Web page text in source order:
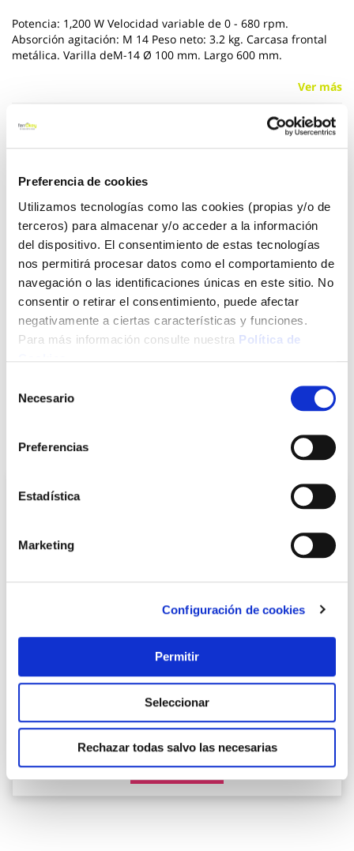
Preferencia de cookies
Utilizamos tecnologías como las cookies (propias y/o de
terceros) para almacenar y/o acceder a la información
del dispositivo. El consentimiento de estas tecnologías
nos permitirá procesar datos como el comportamiento de
navegación o las identificaciones únicas en este sitio. No
consentir o retirar el consentimiento, puede afectar
negativamente a ciertas características y funciones.
Para más información consulte nuestra Política de
Necesario
Preferencias
Estadística
Marketing
Configuración de cookies
Permitir
Seleccionar
Rechazar todas salvo las necesarias
Potencia: 1,200 W Velocidad variable de 0 - 680 rpm.
Absorción agitación: M 14 Peso neto: 3.2 kg. Carcasa frontal
metálica. Varilla deM-14 Ø 100 mm. Largo 600 mm.
Ver más
67,51 €
Click&Collect - Recogida gratis
en nuestras tiendas
Envío a domicilio:
5 días hábiles
+ INFO
de
imágenes
También te puede interesar
Cortador ceramica electrico du-200 evo cev superpro
rubi
Rubi
582,60 €
Añadir al carrito